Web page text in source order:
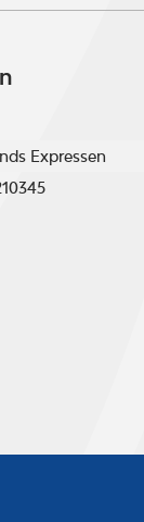
Expressen